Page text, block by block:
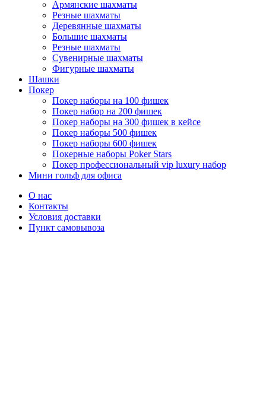
Армянские шахматы
Резные шахматы
Деревянные шахматы
Большие шахматы
Резные шахматы
Сувенирные шахматы
Фигурные шахматы
Шашки
Покер
Покер наборы на 100 фишек
Покер набор на 200 фишек
Покер наборы на 300 фишек в кейсе
Покер наборы 500 фишек
Покер наборы 600 фишек
Покерные наборы Poker Stars
Покер профессиональный vip luxury набор
Мини гольф для офиса
О нас
Контакты
Условия доставки
Пункт самовывоза